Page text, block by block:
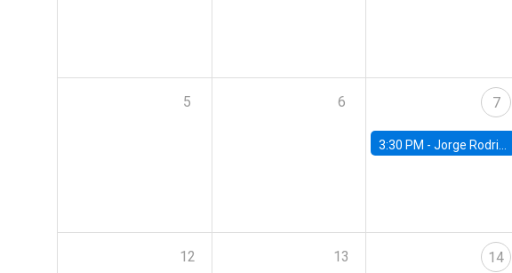
5 6 7
3:30 PM -Jorge Rodriguez, Universidad de Los Andes
12 13 14